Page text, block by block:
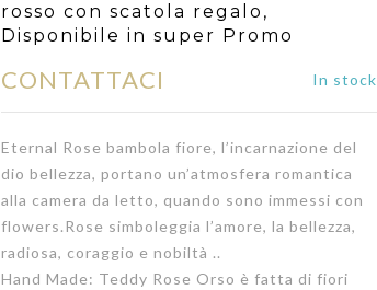
rosso con scatola regalo,
Disponibile in super Promo
CONTATTACI In stock
Eternal Rose bambola fiore, l’incarnazione del
dio bellezza, portano un’atmosfera romantica
alla camera da letto, quando sono immessi con
flowers.Rose simboleggia l’amore, la bellezza,
radiosa, coraggio e nobiltà ..
Hand Made: Teddy Rose Orso è fatta di fiori